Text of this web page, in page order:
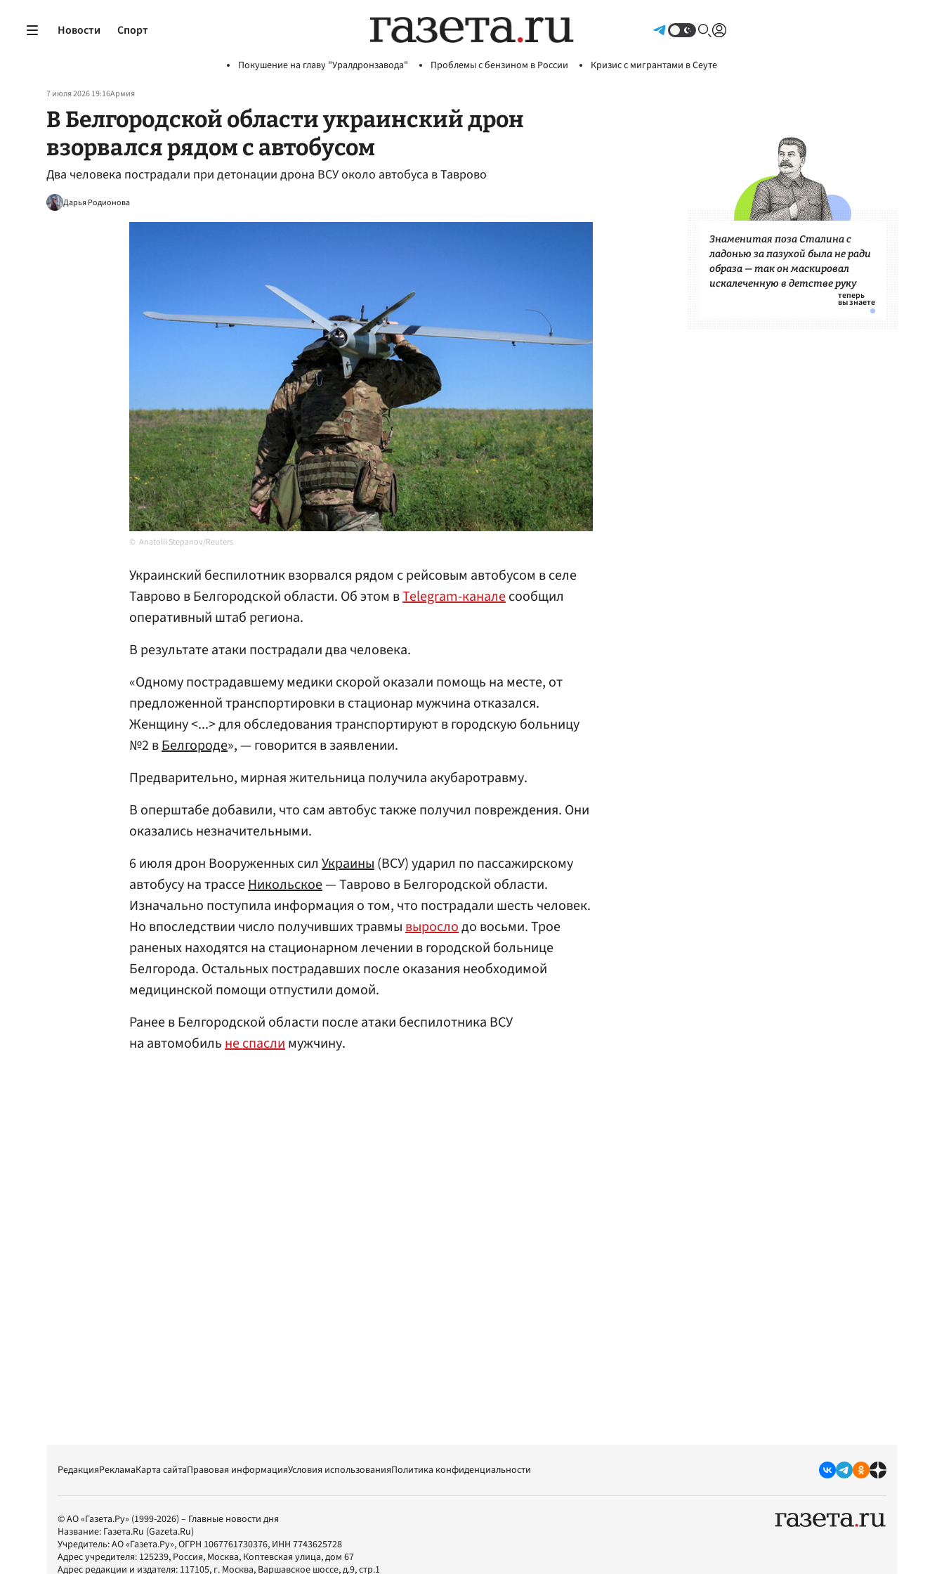
Новости Спорт
Покушение на главу "Уралдронзавода" Проблемы с бензином в России Кризис с мигрантами в Сеуте
7 июля 2026 19:16Армия
В Белгородской области украинский дрон
взорвался рядом с автобусом
Два человека пострадали при детонации дрона ВСУ около автобуса в Таврово
Дарья Родионова
Anatolii Stepanov/Reuters
Украинский беспилотник взорвался рядом с рейсовым автобусом в селе
Таврово в Белгородской области. Об этом вTelegram-каналесообщил
оперативный штаб региона.
В результате атаки пострадали два человека.
«Одному пострадавшему медики скорой оказали помощь на месте, от
предложенной транспортировки в стационар мужчина отказался.
Женщину <...> для обследования транспортируют в городскую больницу
№2 вБелгороде», — говорится в заявлении.
Предварительно, мирная жительница получила акубаротравму.
В оперштабе добавили, что сам автобус также получил повреждения. Они
оказались незначительными.
6 июля дрон Вооруженных сил Украины(ВСУ) ударил по пассажирскому
автобусу на трассеНикольское— Таврово в Белгородской области.
Изначально поступила информация о том, что пострадали шесть человек.
Но впоследствии число получивших травмывырослодо восьми. Трое
раненых находятся на стационарном лечении в городской больнице
Белгорода. Остальных пострадавших после оказания необходимой
медицинской помощи отпустили домой.
Ранее в Белгородской области после атаки беспилотника ВСУ
на автомобильне спаслимужчину.
Знаменитая поза Сталина с
ладонью за пазухой была не ради
образа — так он маскировал
искалеченную в детстве руку
РедакцияРекламаКарта сайтаПравовая информацияУсловия использованияПолитика конфиденциальности
© АО «Газета.Ру» (1999-2026) – Главные новости дня
Название: Газета.Ru (Gazeta.Ru)
Учредитель:АО «Газета.Ру», ОГРН 1067761730376, ИНН 7743625728
Адрес учредителя: 125239, Россия, Москва, Коптевская улица, дом 67
Адрес редакции и издателя: 117105, г. Москва, Варшавское шоссе, д.9, стр.1